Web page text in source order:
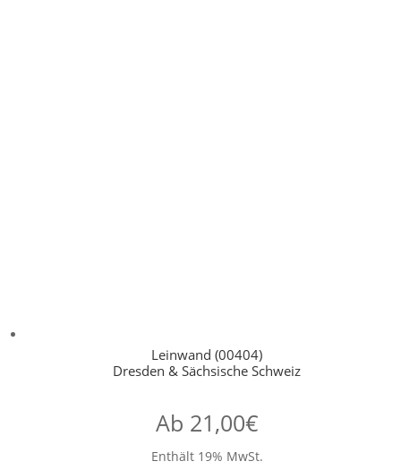
Leinwand (00404)
Dresden & Sächsische Schweiz
Ab 21,00€
Enthält 19% MwSt.